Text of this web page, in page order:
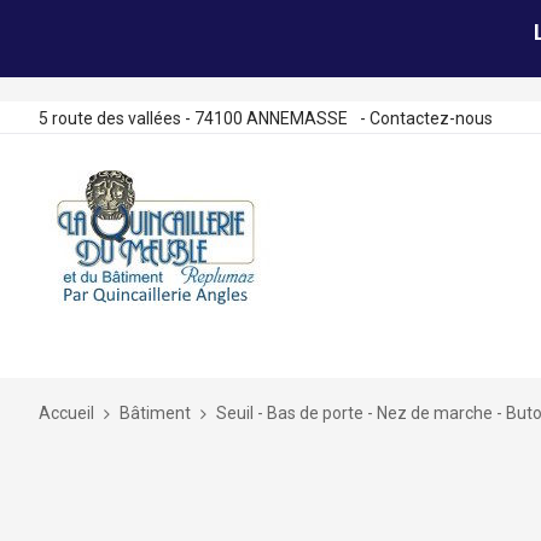
5 route des vallées - 74100 ANNEMASSE - Contactez-nous
Accueil Bâtiment Seuil - Bas de porte - Nez de marche -